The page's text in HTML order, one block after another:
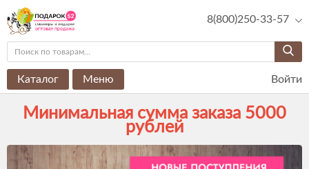
8(800)250-33-57
Каталог Меню Войти
Минимальная сумма заказа 5000
рублей